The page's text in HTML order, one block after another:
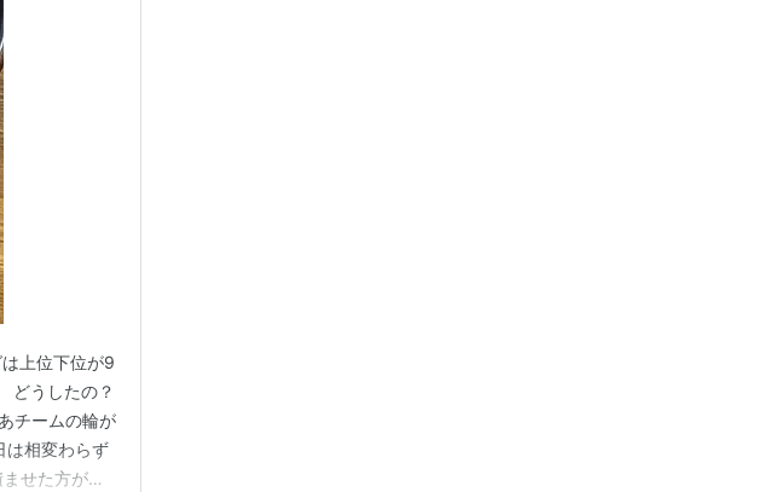
上位下位が9
どうしたの？
チームの輪が
は相変わらず
せた方がい